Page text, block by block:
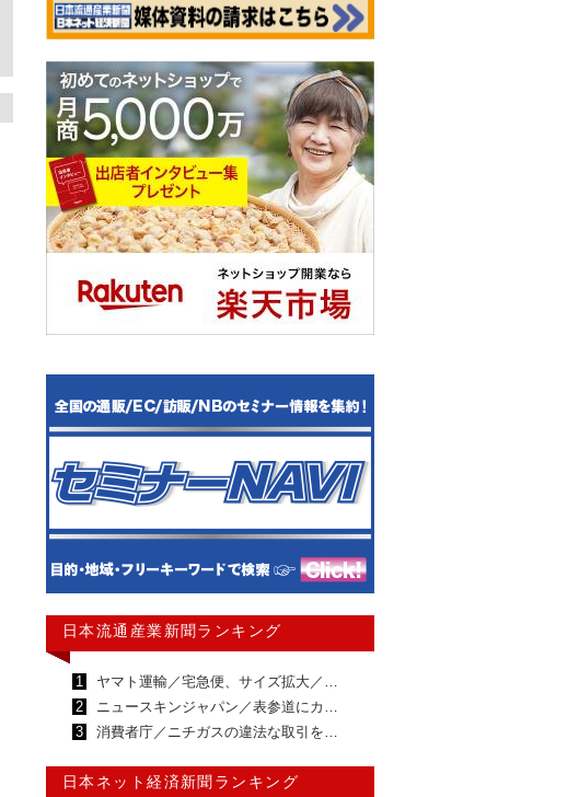
日本流通産業新聞ランキング
1
ヤマト運輸／宅急便、サイズ拡大／…
2
ニュースキンジャパン／表参道にカ…
3
消費者庁／ニチガスの違法な取引を…
日本ネット経済新聞ランキング